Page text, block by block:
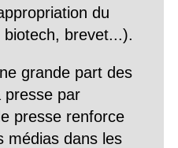
du
brevet...).
grande part des
presse par
presse renforce
médias dans les